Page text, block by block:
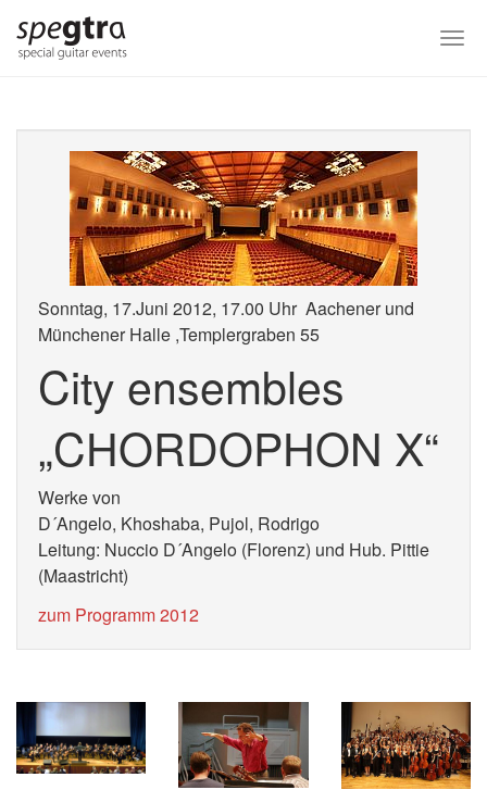
main
Sonntag, 17.Juni 2012, 17.00 Uhr Aachener und
Münchener Halle ,Templergraben 55
City ensembles
„CHORDOPHON X“
Werke von
D´Angelo, Khoshaba, Pujol, Rodrigo
Leitung: Nuccio D´Angelo (Florenz) und Hub. Pittie
(Maastricht)
zum Programm 2012